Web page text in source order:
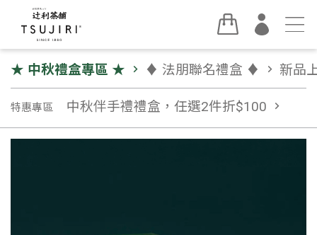
★ 中秋禮盒專區 ★ chevron_right ♦︎ 法朋聯名禮盒 ♦︎ chevron_right 新品
特惠專區 中秋伴手禮禮盒，任選2件折$100 chevron_right